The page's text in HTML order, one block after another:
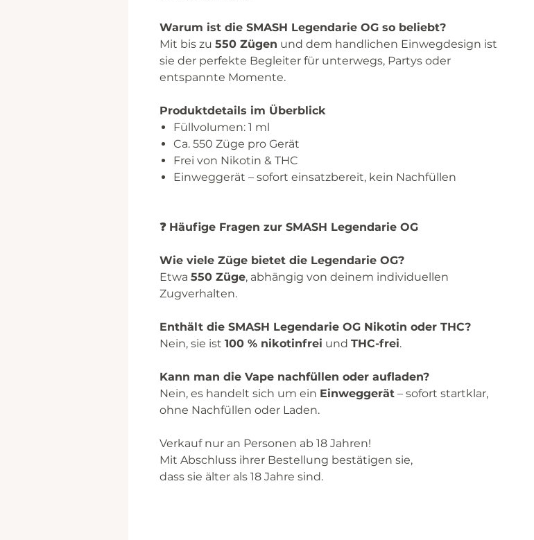
Warum ist die SMASH Legendarie OG so beliebt?
Mit bis zu 550 Zügen und dem handlichen Einwegdesign ist
sie der perfekte Begleiter für unterwegs, Partys oder
entspannte Momente.
Produktdetails im Überblick
Füllvolumen: 1 ml
Ca. 550 Züge pro Gerät
Frei von Nikotin & THC
Einweggerät – sofort einsatzbereit, kein Nachfüllen
❓ Häufige Fragen zur SMASH Legendarie OG
Wie viele Züge bietet die Legendarie OG?
Etwa 550 Züge, abhängig von deinem individuellen
Zugverhalten.
Enthält die SMASH Legendarie OG Nikotin oder THC?
Nein, sie ist 100 % nikotinfrei und THC-frei.
Kann man die Vape nachfüllen oder aufladen?
Nein, es handelt sich um ein Einweggerät – sofort startklar,
ohne Nachfüllen oder Laden.
Verkauf nur an Personen ab 18 Jahren!
Mit Abschluss ihrer Bestellung bestätigen sie,
dass sie älter als 18 Jahre sind.